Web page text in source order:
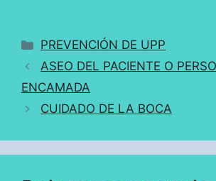
Categorías
PREVENCIÓN DE UPP
ASEO DEL PACIENTE O
ENCAMADA
CUIDADO DE LA BOCA